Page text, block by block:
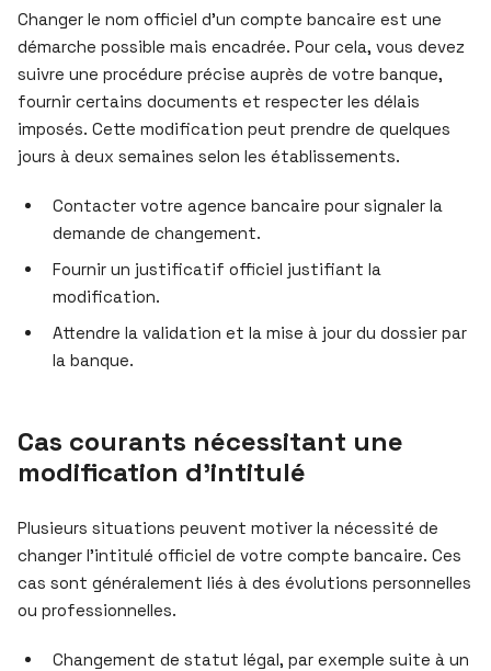
Changer le nom officiel d’un compte bancaire est une
démarche possible mais encadrée. Pour cela, vous devez
suivre une procédure précise auprès de votre banque,
fournir certains documents et respecter les délais
imposés. Cette modification peut prendre de quelques
jours à deux semaines selon les établissements.
Contacter votre agence bancaire pour signaler la
demande de changement.
Fournir un justificatif officiel justifiant la
modification.
Attendre la validation et la mise à jour du dossier par
la banque.
Cas courants nécessitant une
modification d’intitulé
Plusieurs situations peuvent motiver la nécessité de
changer l’intitulé officiel de votre compte bancaire. Ces
cas sont généralement liés à des évolutions personnelles
ou professionnelles.
Changement de statut légal, par exemple suite à un